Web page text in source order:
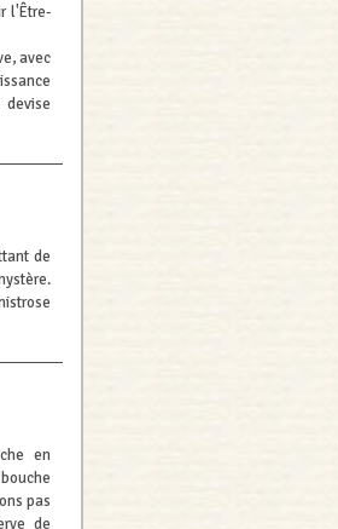
l'Être-
avec
de
en
pas
de